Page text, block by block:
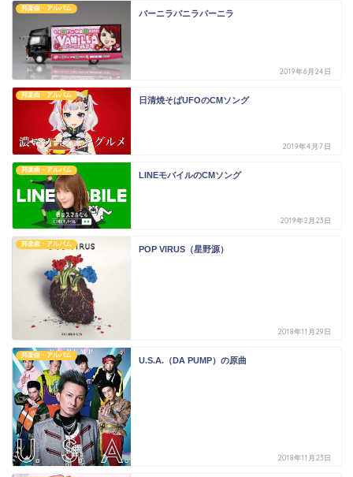
邦楽曲・アルバム
バーニラバニラバーニラ
2019年6月24日
邦楽曲・アルバム
日清焼そばUFOのCMソング
2019年4月7日
邦楽曲・アルバム
LINEモバイルのCMソング
2019年2月23日
邦楽曲・アルバム
POP VIRUS（星野源）
2018年11月29日
邦楽曲・アルバム
U.S.A.（DA PUMP）の原曲
2018年11月23日